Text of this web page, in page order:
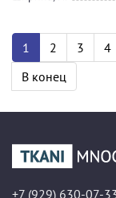
1 2 3 4
В конец
+7 (929) 630-07-